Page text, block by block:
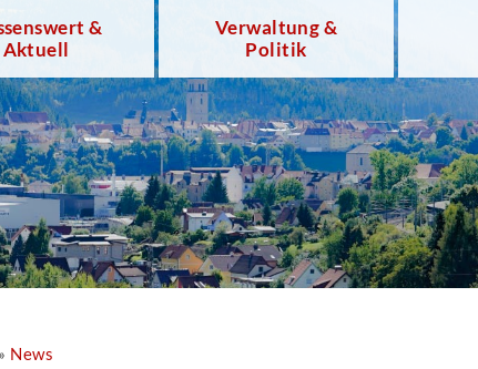
&
Aktuell
Verwaltung &
Politik
» News